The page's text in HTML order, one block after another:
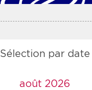
Sélection par date
août 2026